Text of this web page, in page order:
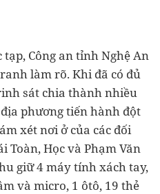
Công an tỉnh Nghệ An
làm rõ. Khi đã có đủ
sát chia thành nhiều
phương tiến hành đột
xét nơi ở của các đối
Toàn, Học và Phạm Văn
giữ 4 máy tính xách tay,
và micro, 1 ôtô, 19 thẻ